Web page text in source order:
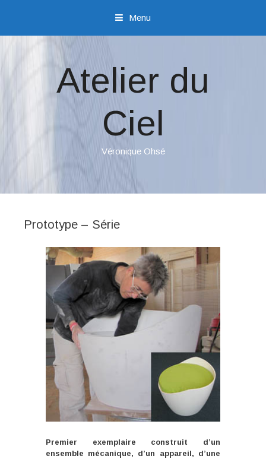
Menu
Atelier du
Ciel
Véronique Ohsé
Prototype – Série
Premier exemplaire construit d’un
ensemble mécanique, d’un appareil, d’une